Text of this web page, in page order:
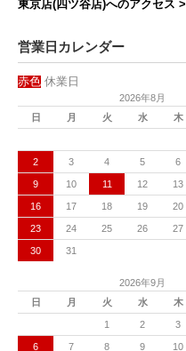
東京店(四ツ谷店)へのアクセス >
営業日カレンダー
赤色 休業日
2026年8月
日
月 火 水 木
2 3 4 5 6
9 10 11 12 13
16 17 18 19 20
23 24 25 26 27
30 31
2026年9月
日
月 火 水 木
1 2 3
6 7 8 9 10